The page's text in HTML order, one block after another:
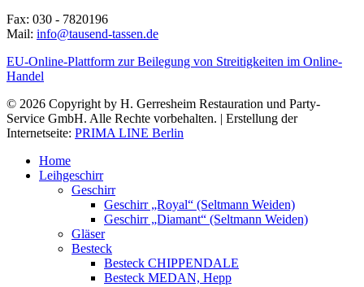
Fax: 030 - 7820196
Mail: info@tausend-tassen.de
EU-Online-Plattform zur Beilegung von Streitigkeiten im Online-
Handel
© 2026 Copyright by H. Gerresheim Restauration und Party-
Service GmbH. Alle Rechte vorbehalten. | Erstellung der
Internetseite: PRIMA LINE Berlin
Home
Leihgeschirr
Geschirr
Geschirr „Royal“ (Seltmann Weiden)
Geschirr „Diamant“ (Seltmann Weiden)
Gläser
Besteck
Besteck CHIPPENDALE
Besteck MEDAN, Hepp